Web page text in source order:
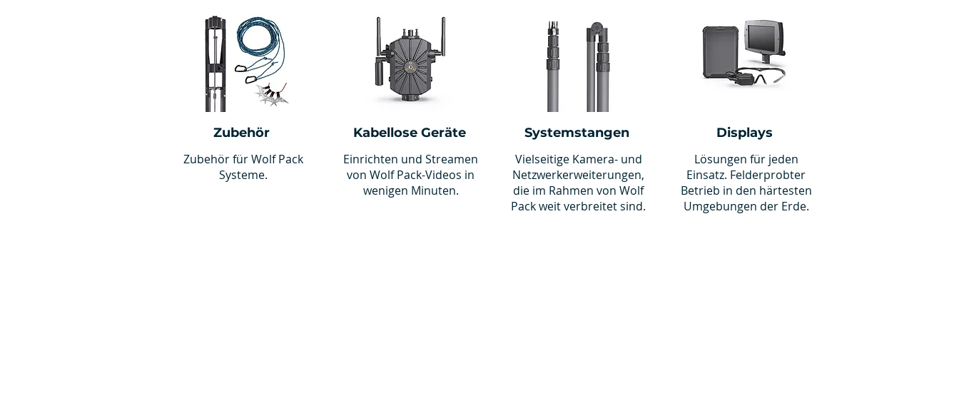
Zubehör
Zubehör für Wolf Pack
Systeme.
Kabellose Geräte
Einrichten und Streamen
von Wolf Pack-Videos in
wenigen Minuten.
Systemstangen
Vielseitige Kamera- und
Netzwerkerweiterungen,
die im Rahmen von Wolf
Pack weit verbreitet sind.
Displays
Lösungen für jeden
Einsatz. Felderprobter
Betrieb in den härtesten
Umgebungen der Erde.